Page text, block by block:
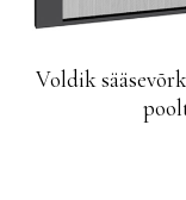
Voldik